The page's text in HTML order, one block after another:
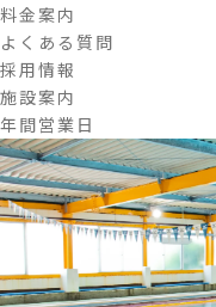
料金案内
よくある質問
採用情報
施設案内
年間営業日